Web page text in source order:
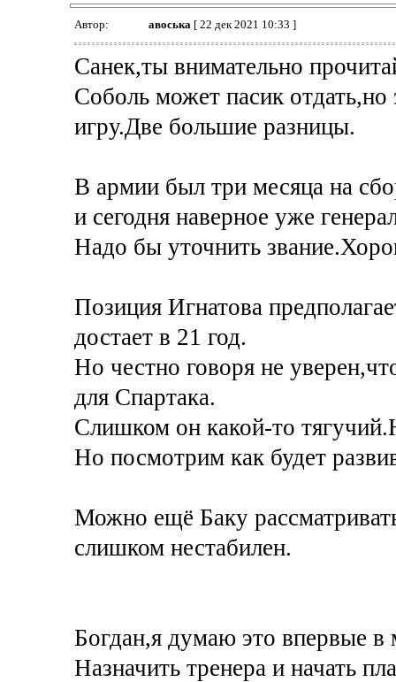
Автор: авоська[ 22 дек 2021 10:33 ]
Санек,ты внимательно
Соболь может пасик отдать,но
игру.Две большие разницы.
В армии был три месяца на
и сегодня наверное уже
Надо бы уточнить
Позиция Игнатова
достает в 21 год.
Но честно говоря не
для Спартака.
Слишком он какой-то
Но посмотрим как будет
Можно ещё Баку
слишком нестабилен.
Богдан,я думаю это впервые в
Назначить тренера и начать